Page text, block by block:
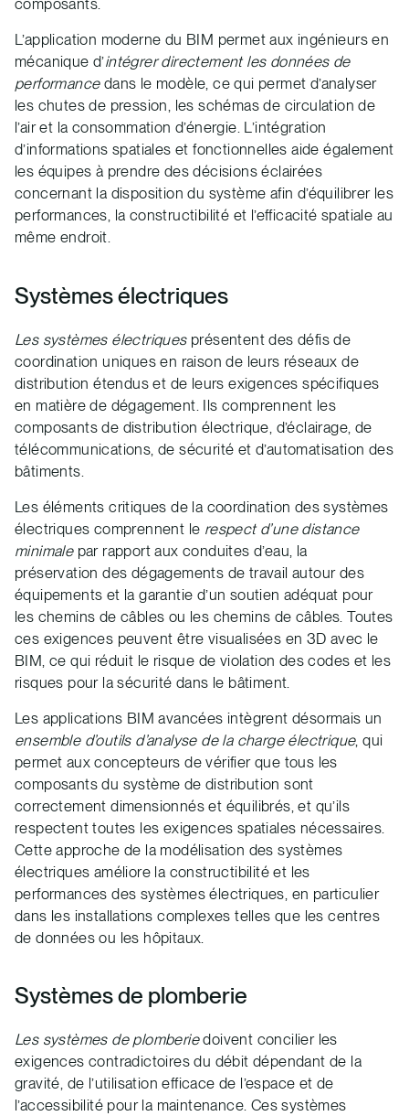
composants.
L’application moderne du BIM permet aux ingénieurs en
mécanique d’intégrer directement les données de
performancedans le modèle, ce qui permet d’analyser
les chutes de pression, les schémas de circulation de
l’air et la consommation d’énergie. L’intégration
d’informations spatiales et fonctionnelles aide également
les équipes à prendre des décisions éclairées
concernant la disposition du système afin d’équilibrer les
performances, la constructibilité et l’efficacité spatiale au
même endroit.
Systèmes électriques
Les systèmes électriquesprésentent des défis de
coordination uniques en raison de leurs réseaux de
distribution étendus et de leurs exigences spécifiques
en matière de dégagement. Ils comprennent les
composants de distribution électrique, d’éclairage, de
télécommunications, de sécurité et d’automatisation des
bâtiments.
Les éléments critiques de la coordination des systèmes
électriques comprennent le respect d’une distance
minimalepar rapport aux conduites d’eau, la
préservation des dégagements de travail autour des
équipements et la garantie d’un soutien adéquat pour
les chemins de câbles ou les chemins de câbles. Toutes
ces exigences peuvent être visualisées en 3D avec le
BIM, ce qui réduit le risque de violation des codes et les
risques pour la sécurité dans le bâtiment.
Les applications BIM avancées intègrent désormais un
ensemble d’outils d’analyse de la charge électrique, qui
permet aux concepteurs de vérifier que tous les
composants du système de distribution sont
correctement dimensionnés et équilibrés, et qu’ils
respectent toutes les exigences spatiales nécessaires.
Cette approche de la modélisation des systèmes
électriques améliore la constructibilité et les
performances des systèmes électriques, en particulier
dans les installations complexes telles que les centres
de données ou les hôpitaux.
Systèmes de plomberie
Les systèmes de plomberiedoivent concilier les
exigences contradictoires du débit dépendant de la
gravité, de l’utilisation efficace de l’espace et de
l’accessibilité pour la maintenance. Ces systèmes